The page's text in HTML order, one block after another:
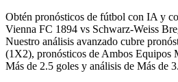
Obtén pronósticos de fútbol con IA y
Vienna FC 1894 vs Schwarz-Weiss
Nuestro análisis avanzado cubre
(1X2), pronósticos de Ambos Equipos
Más de 2.5 goles y análisis de Más de